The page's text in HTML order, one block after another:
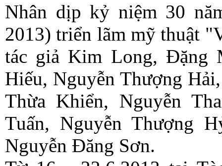
Nhân dịp kỷ niệm 30
2013) triển lãm mỹ thuật
tác giả Kim Long, Đặng
Hiếu, Nguyễn Thượng
Thừa Khiển, Nguyễn
Tuấn, Nguyễn Thượng
Nguyễn Đăng Sơn.